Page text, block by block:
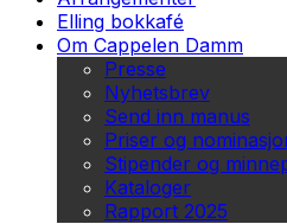
Elling bokkafé
Om Cappelen Damm
Presse
Nyhetsbrev
Send inn manus
Priser og
Stipender og
Kataloger
Rapport 2025